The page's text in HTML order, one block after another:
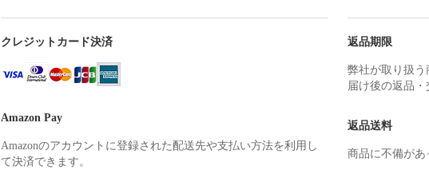
クレジットカード決済
Amazon Pay
Amazonのアカウントに登録された配送先や支払い方法を利用し
て決済できます。
返品期限
弊社が取り扱
届け後の返品・
返品送料
商品に不備があ